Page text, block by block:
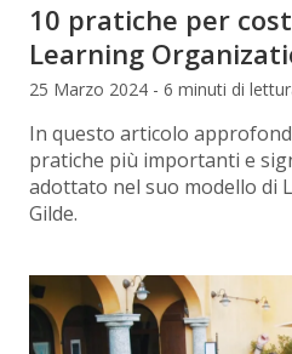
10 pratiche per
Learning
25 Marzo 2024 - 6 minuti di
In questo articolo
pratiche più importanti e
adottato nel suo modello di
Gilde.